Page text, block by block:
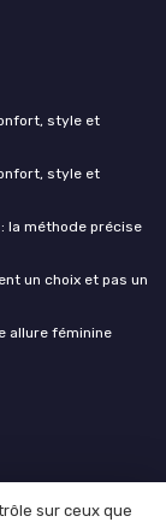
style et
style et
la méthode précise
un choix et pas un
allure féminine
sur ceux que